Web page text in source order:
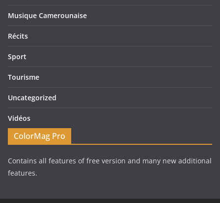
Musique Camerounaise
Récits
Sport
Tourisme
Uncategorized
Vidéos
ColorMag Pro
Contains all features of free version and many new additional
features.